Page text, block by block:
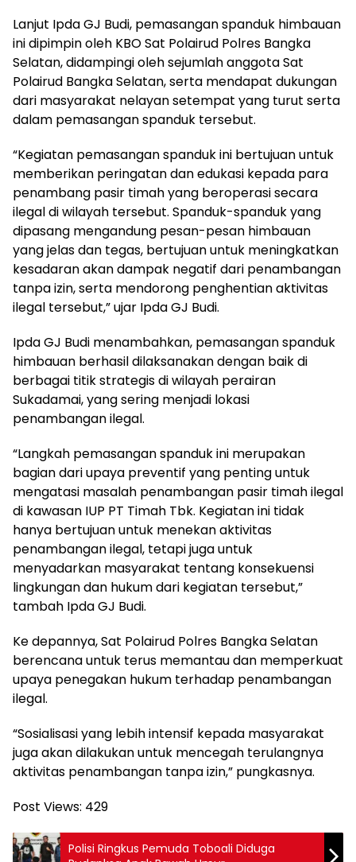
Lanjut Ipda GJ Budi, pemasangan spanduk himbauan
ini dipimpin oleh KBO Sat Polairud Polres Bangka
Selatan, didampingi oleh sejumlah anggota Sat
Polairud Bangka Selatan, serta mendapat dukungan
dari masyarakat nelayan setempat yang turut serta
dalam pemasangan spanduk tersebut.
“Kegiatan pemasangan spanduk ini bertujuan untuk
memberikan peringatan dan edukasi kepada para
penambang pasir timah yang beroperasi secara
ilegal di wilayah tersebut. Spanduk-spanduk yang
dipasang mengandung pesan-pesan himbauan
yang jelas dan tegas, bertujuan untuk meningkatkan
kesadaran akan dampak negatif dari penambangan
tanpa izin, serta mendorong penghentian aktivitas
ilegal tersebut,” ujar Ipda GJ Budi.
Ipda GJ Budi menambahkan, pemasangan spanduk
himbauan berhasil dilaksanakan dengan baik di
berbagai titik strategis di wilayah perairan
Sukadamai, yang sering menjadi lokasi
penambangan ilegal.
“Langkah pemasangan spanduk ini merupakan
bagian dari upaya preventif yang penting untuk
mengatasi masalah penambangan pasir timah ilegal
di kawasan IUP PT Timah Tbk. Kegiatan ini tidak
hanya bertujuan untuk menekan aktivitas
penambangan ilegal, tetapi juga untuk
menyadarkan masyarakat tentang konsekuensi
lingkungan dan hukum dari kegiatan tersebut,”
tambah Ipda GJ Budi.
Ke depannya, Sat Polairud Polres Bangka Selatan
berencana untuk terus memantau dan memperkuat
upaya penegakan hukum terhadap penambangan
ilegal.
“Sosialisasi yang lebih intensif kepada masyarakat
juga akan dilakukan untuk mencegah terulangnya
aktivitas penambangan tanpa izin,” pungkasnya.
Post Views: 429
Polisi Ringkus Pemuda Toboali Diduga